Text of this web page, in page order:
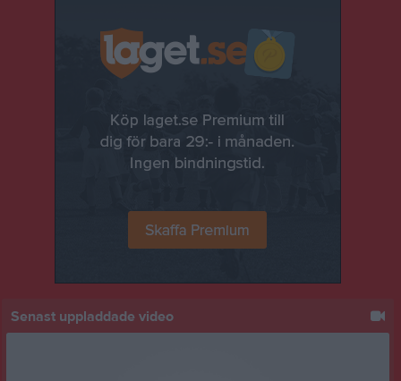
Senast uppladdade video